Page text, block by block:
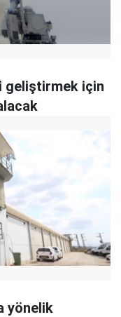
geliştirmek için
yönelik